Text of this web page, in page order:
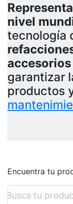
nivel
tecnología
garantizar
productos
Encuentra tu